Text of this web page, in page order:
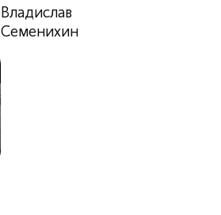
Владислав
Семенихин